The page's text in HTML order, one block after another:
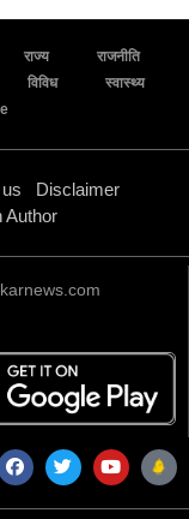
राज्य
राजनीति
विविध
स्वास्थ्य
Disclaimer
Author